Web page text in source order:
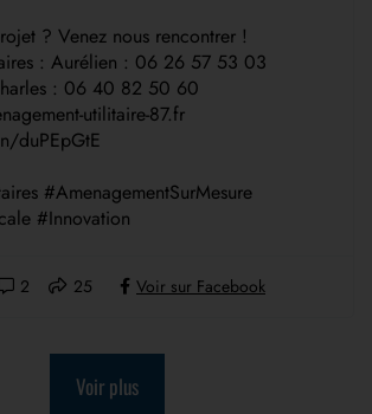
? Venez nous rencontrer !
: Aurélien : 06 26 57 53 03
: 06 40 82 50 60
utilitaire-87.fr
duPEpGtE
#AmenagementSurMesure
#Innovation
2 25 Voir sur Facebook
Voir plus